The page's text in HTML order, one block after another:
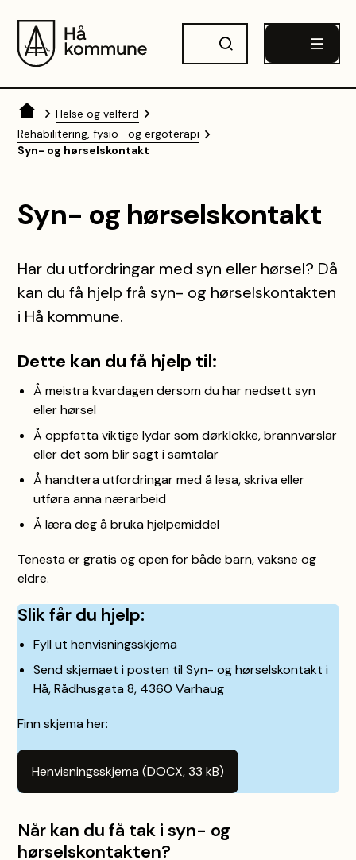
Du er her:Helse og velferd
Rehabilitering, fysio- og ergoterapi
Syn- og hørselskontakt
Syn- og hørselskontakt
Har du utfordringar med syn eller hørsel? Då
kan du få hjelp frå syn- og hørselskontakten
i Hå kommune.
Dette kan du få hjelp til:
Å meistra kvardagen dersom du har nedsett syn
eller hørsel
Å oppfatta viktige lydar som dørklokke, brannvarslar
eller det som blir sagt i samtalar
Å handtera utfordringar med å lesa, skriva eller
utføra anna nærarbeid
Å læra deg å bruka hjelpemiddel
Tenesta er gratis og open for både barn, vaksne og
eldre.
Slik får du hjelp:
Fyll ut henvisningsskjema
Send skjemaet i posten til Syn- og hørselskontakt i
Hå, Rådhusgata 8, 4360 Varhaug
Finn skjema her:
Henvisningsskjema (DOCX, 33 kB)
Når kan du få tak i syn- og
hørselskontakten?